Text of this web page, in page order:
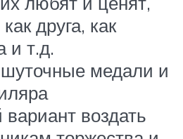
друга, как
и т.д.
шуточные медали и
воздать